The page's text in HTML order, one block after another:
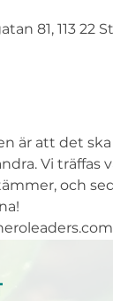
81, 113 22
är att det
Vi träffas
och